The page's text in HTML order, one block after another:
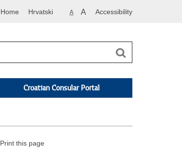
Home Hrvatski A A Accessibility
Croatian Consular Portal
Print this page